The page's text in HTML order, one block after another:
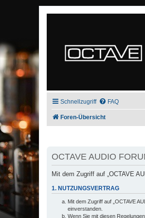
Schnellzugriff FAQ
Foren-Übersicht
OCTAVE AUDIO
Mit dem Zugriff auf „OCTAVE
1. NUTZUNGSVERTRAG
Mit dem Zugriff auf „OCTAVE
einverstanden.
Wenn Sie mit diesen